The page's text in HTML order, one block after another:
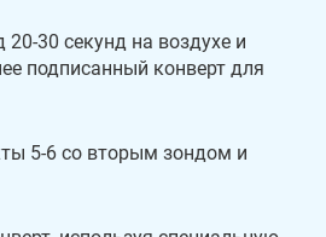
20-30 секунд на воздухе и
подписанный конверт для
5-6 со вторым зондом и